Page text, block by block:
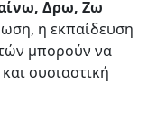
Δρω, Ζω
η εκπαίδευση
μπορούν να
ουσιαστική